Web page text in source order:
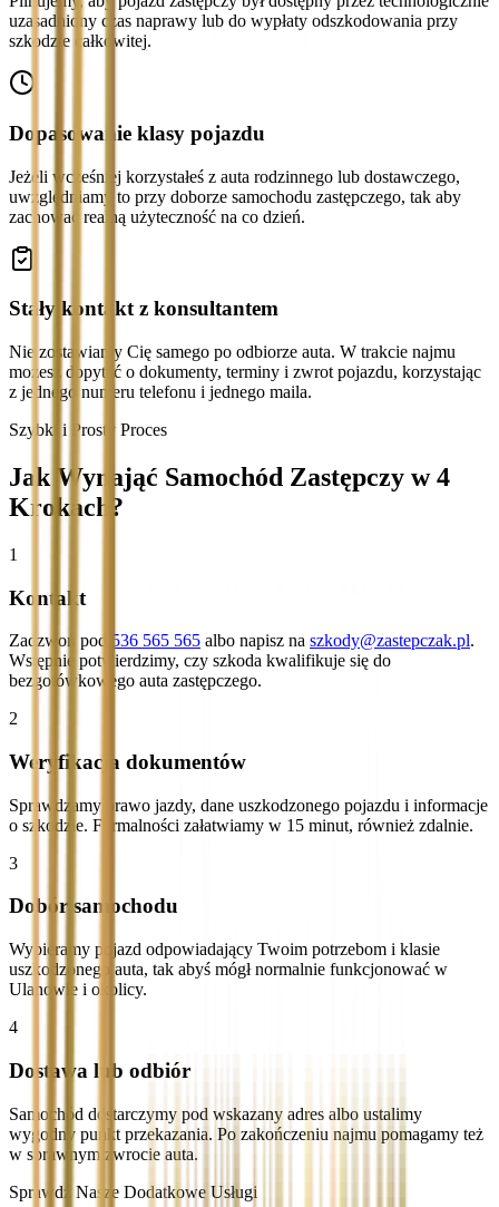
uzasadniony czas naprawy lub do wypłaty odszkodowania przy
szkodzie całkowitej.
Dopasowanie klasy pojazdu
Jeżeli wcześniej korzystałeś z auta rodzinnego lub dostawczego,
uwzględniamy to przy doborze samochodu zastępczego, tak aby
zachować realną użyteczność na co dzień.
Stały kontakt z konsultantem
Nie zostawiamy Cię samego po odbiorze auta. W trakcie najmu
możesz dopytać o dokumenty, terminy i zwrot pojazdu, korzystając
z jednego numeru telefonu i jednego maila.
Szybki i Prosty Proces
Jak Wynająć Samochód Zastępczy w 4
Krokach?
1
Kontakt
Zadzwoń pod 536 565 565 albo napisz na szkody@zastepczak.pl.
Wstępnie potwierdzimy, czy szkoda kwalifikuje się do
bezgotówkowego auta zastępczego.
2
Weryfikacja dokumentów
Sprawdzamy prawo jazdy, dane uszkodzonego pojazdu i informacje
o szkodzie. Formalności załatwiamy w 15 minut, również zdalnie.
3
Dobór samochodu
Wybieramy pojazd odpowiadający Twoim potrzebom i klasie
uszkodzonego auta, tak abyś mógł normalnie funkcjonować w
Ulanowie i okolicy.
4
Dostawa lub odbiór
Samochód dostarczymy pod wskazany adres albo ustalimy
wygodny punkt przekazania. Po zakończeniu najmu pomagamy też
w sprawnym zwrocie auta.
Sprawdź Nasze Dodatkowe Usługi